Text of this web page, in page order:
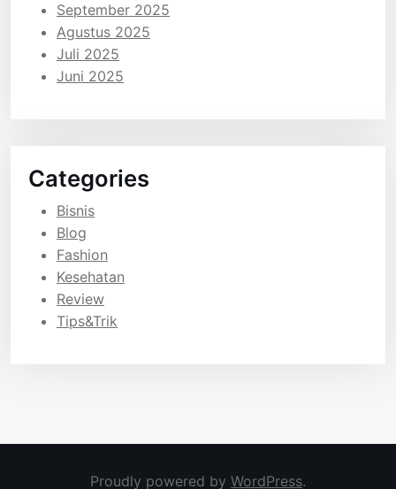
September 2025
Agustus 2025
Juli 2025
Juni 2025
Categories
Bisnis
Blog
Fashion
Kesehatan
Review
Tips&Trik
Proudly powered by WordPress.